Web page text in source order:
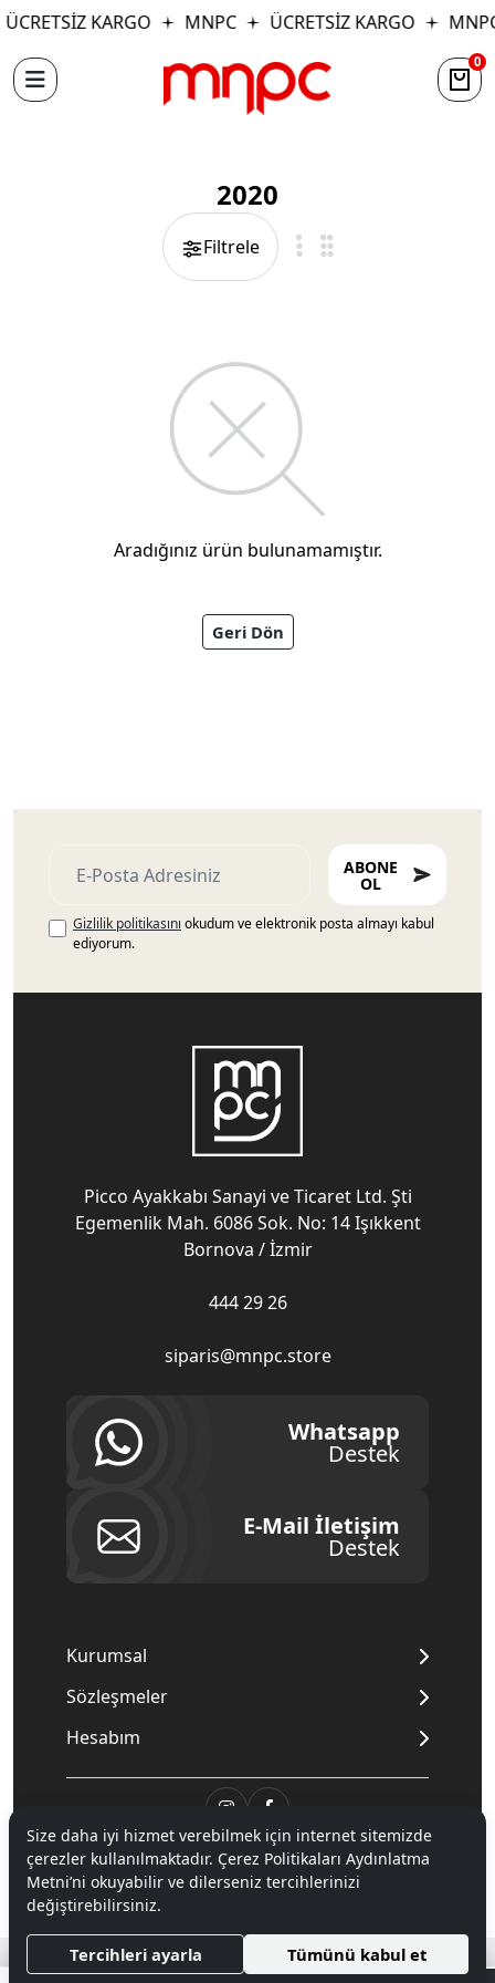
ÜCRETSİZ KARGO MNPC ÜCRETSİZ KARGO
0
2020
Filtrele
Aradığınız ürün bulunamamıştır.
Geri Dön
ABONE
OL
Gizlilik politikasını okudum ve elektronik posta almayı kabul
ediyorum.
Picco Ayakkabı Sanayi ve Ticaret Ltd. Şti
Egemenlik Mah. 6086 Sok. No: 14 Işıkkent
Bornova / İzmir
444 29 26
siparis@mnpc.store
Whatsapp
Destek
E-Mail İletişim
Destek
Kurumsal
Sözleşmeler
Hesabım
© 2020Mnpc. Tüm hakları saklıdır.
Hipotenüs Yeni Nesil E-Ticaret Sistemleri ile Hazırlanmıştır.
Size daha iyi hizmet verebilmek için internet sitemizde
çerezler kullanılmaktadır. Çerez Politikaları Aydınlatma
Metni’ni okuyabilir ve dilerseniz tercihlerinizi
değiştirebilirsiniz.
Tercihleri ayarla Tümünü kabul et